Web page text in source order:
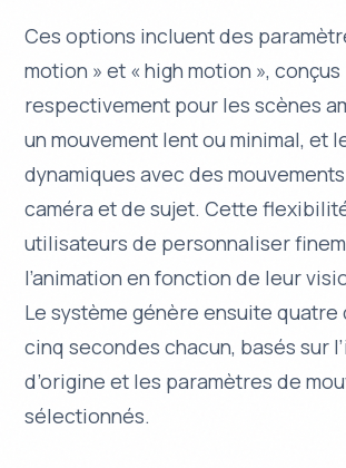
Ces options incluent des
motion » et « high motion », conçus
respectivement pour les scènes
un mouvement lent ou minimal, et
dynamiques avec des
caméra et de sujet. Cette
utilisateurs de personnaliser
l’animation en fonction de leur
Le système génère ensuite
cinq secondes chacun, basés sur
d’origine et les paramètres de
sélectionnés.